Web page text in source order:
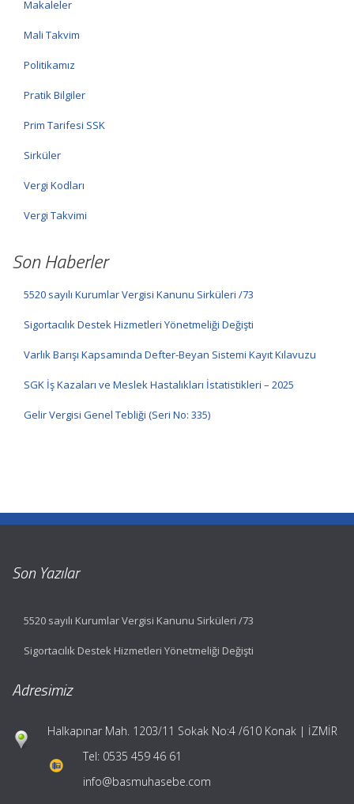
Makaleler
Mali Takvim
Politikamız
Pratik Bilgiler
Prim Tarifesi SSK
Sirküler
Vergi Kodları
Vergi Takvimi
Son Haberler
5520 sayılı Kurumlar Vergisi Kanunu Sirküleri /73
Sigortacılık Destek Hizmetleri Yönetmeliği Değişti
Varlık Barışı Kapsamında Defter-Beyan Sistemi Kayıt Kılavuzu
SGK İş Kazaları ve Meslek Hastalıkları İstatistikleri – 2025
Gelir Vergisi Genel Tebliği (Seri No: 335)
Son Yazılar
5520 sayılı Kurumlar Vergisi Kanunu Sirküleri /73
Sigortacılık Destek Hizmetleri Yönetmeliği Değişti
Adresimiz
Halkapınar Mah. 1203/11 Sokak No:4 /610 Konak | İZMİR
Tel: 0535 459 46 61
info@basmuhasebe.com